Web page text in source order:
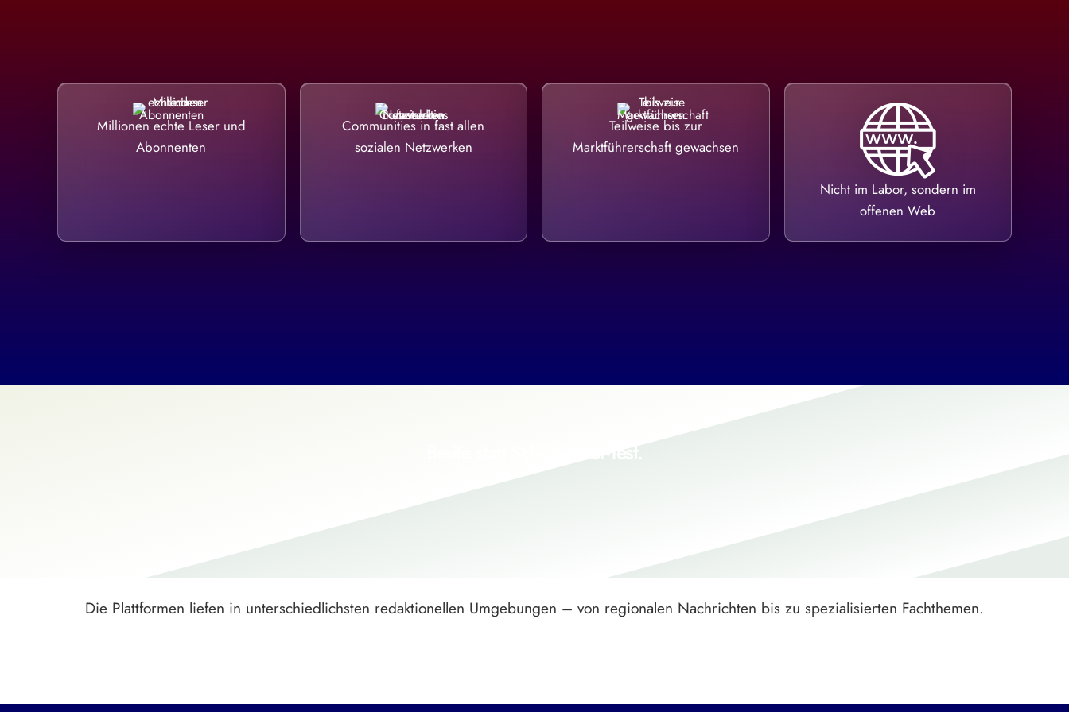
Millionen echte Leser und
Abonnenten
Communities in fast allen
sozialen Netzwerken
Teilweise bis zur
Marktführerschaft gewachsen
Nicht im Labor, sondern im
offenen Web
Die Plattformen liefen in unterschiedlichsten redaktionellen Umgebungen – von regionalen Nachrichten bis zu spezialisierten Fachthemen.